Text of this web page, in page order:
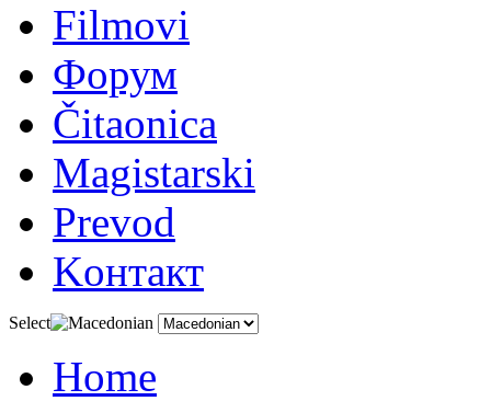
Filmovi
Форум
Čitaonica
Magistarski
Prevod
Kонтакт
Select
Home